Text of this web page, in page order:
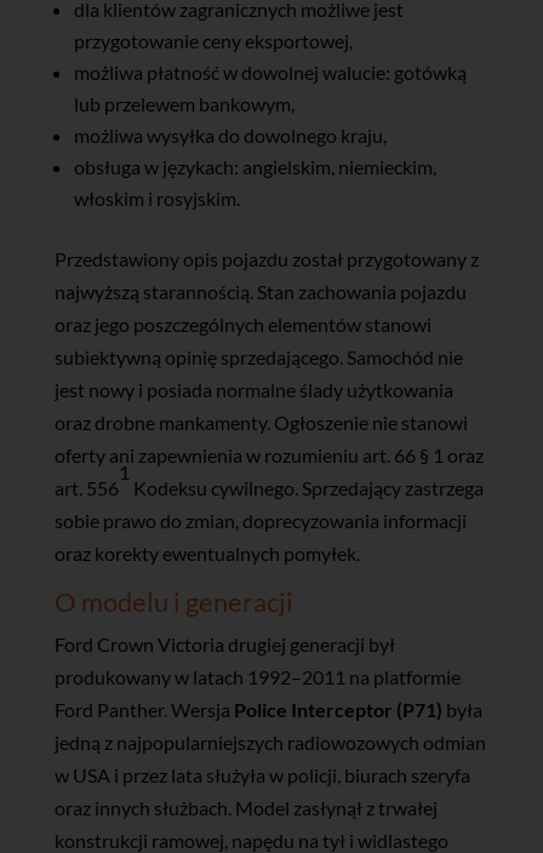
dla klientów zagranicznych możliwe jest
przygotowanie ceny eksportowej,
możliwa płatność w dowolnej walucie: gotówką
lub przelewem bankowym,
możliwa wysyłka do dowolnego kraju,
obsługa w językach: angielskim, niemieckim,
włoskim i rosyjskim.
Przedstawiony opis pojazdu został przygotowany z
najwyższą starannością. Stan zachowania pojazdu
oraz jego poszczególnych elementów stanowi
subiektywną opinię sprzedającego. Samochód nie
jest nowy i posiada normalne ślady użytkowania
oraz drobne mankamenty. Ogłoszenie nie stanowi
oferty ani zapewnienia w rozumieniu art. 66 § 1 oraz
art. 556
1
Kodeksu cywilnego. Sprzedający zastrzega
sobie prawo do zmian, doprecyzowania informacji
oraz korekty ewentualnych pomyłek.
O modelu i generacji
Ford Crown Victoria drugiej generacji był
produkowany w latach 1992–2011 na platformie
Ford Panther. Wersja Police Interceptor (P71) była
jedną z najpopularniejszych radiowozowych odmian
w USA i przez lata służyła w policji, biurach szeryfa
oraz innych służbach. Model zasłynął z trwałej
konstrukcji ramowej, napędu na tył i widlastego